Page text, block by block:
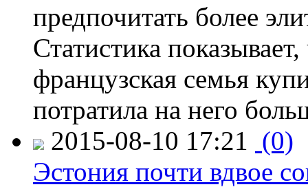
предпочитать более
Статистика
французская семья
потратила на него
2015-08-10 17:21 (0)
Эстония почти вдвое